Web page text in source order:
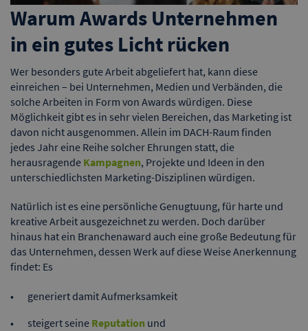
Warum Awards Unternehmen
in ein gutes Licht rücken
Wer besonders gute Arbeit abgeliefert hat, kann diese
einreichen – bei Unternehmen, Medien und Verbänden, die
solche Arbeiten in Form von Awards würdigen. Diese
Möglichkeit gibt es in sehr vielen Bereichen, das Marketing ist
davon nicht ausgenommen. Allein im DACH-Raum finden
jedes Jahr eine Reihe solcher Ehrungen statt, die
herausragende Kampagnen, Projekte und Ideen in den
unterschiedlichsten Marketing-Disziplinen würdigen.
Natürlich ist es eine persönliche Genugtuung, für harte und
kreative Arbeit ausgezeichnet zu werden. Doch darüber
hinaus hat ein Branchenaward auch eine große Bedeutung für
das Unternehmen, dessen Werk auf diese Weise Anerkennung
findet: Es
generiert damit Aufmerksamkeit
steigert seine Reputation und